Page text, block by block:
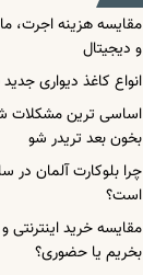
مقایسه هزینه اجرت،
و دیجیتال
انواع کاغذ دیواری جدید
اساسی ترین مشکلات
بخون بعد تریدر شو
است؟
مقایسه خرید اینترنتی
بخریم یا حضوری؟